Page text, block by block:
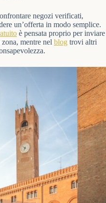
negozi verificati,
un’offerta in modo semplice.
è pensata proprio per inviare
mentre nel blog trovi altri